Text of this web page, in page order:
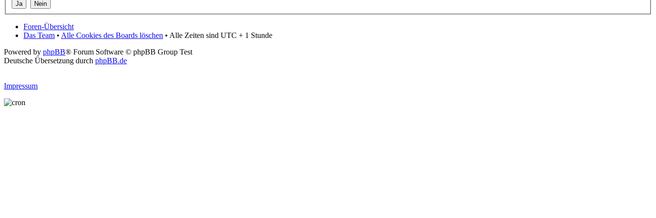
Foren-Übersicht
Das Team • Alle Cookies des Boards löschen • Alle Zeiten sind UTC + 1 Stunde
Powered by phpBB® Forum Software © phpBB Group Test
Deutsche Übersetzung durch phpBB.de
Impressum